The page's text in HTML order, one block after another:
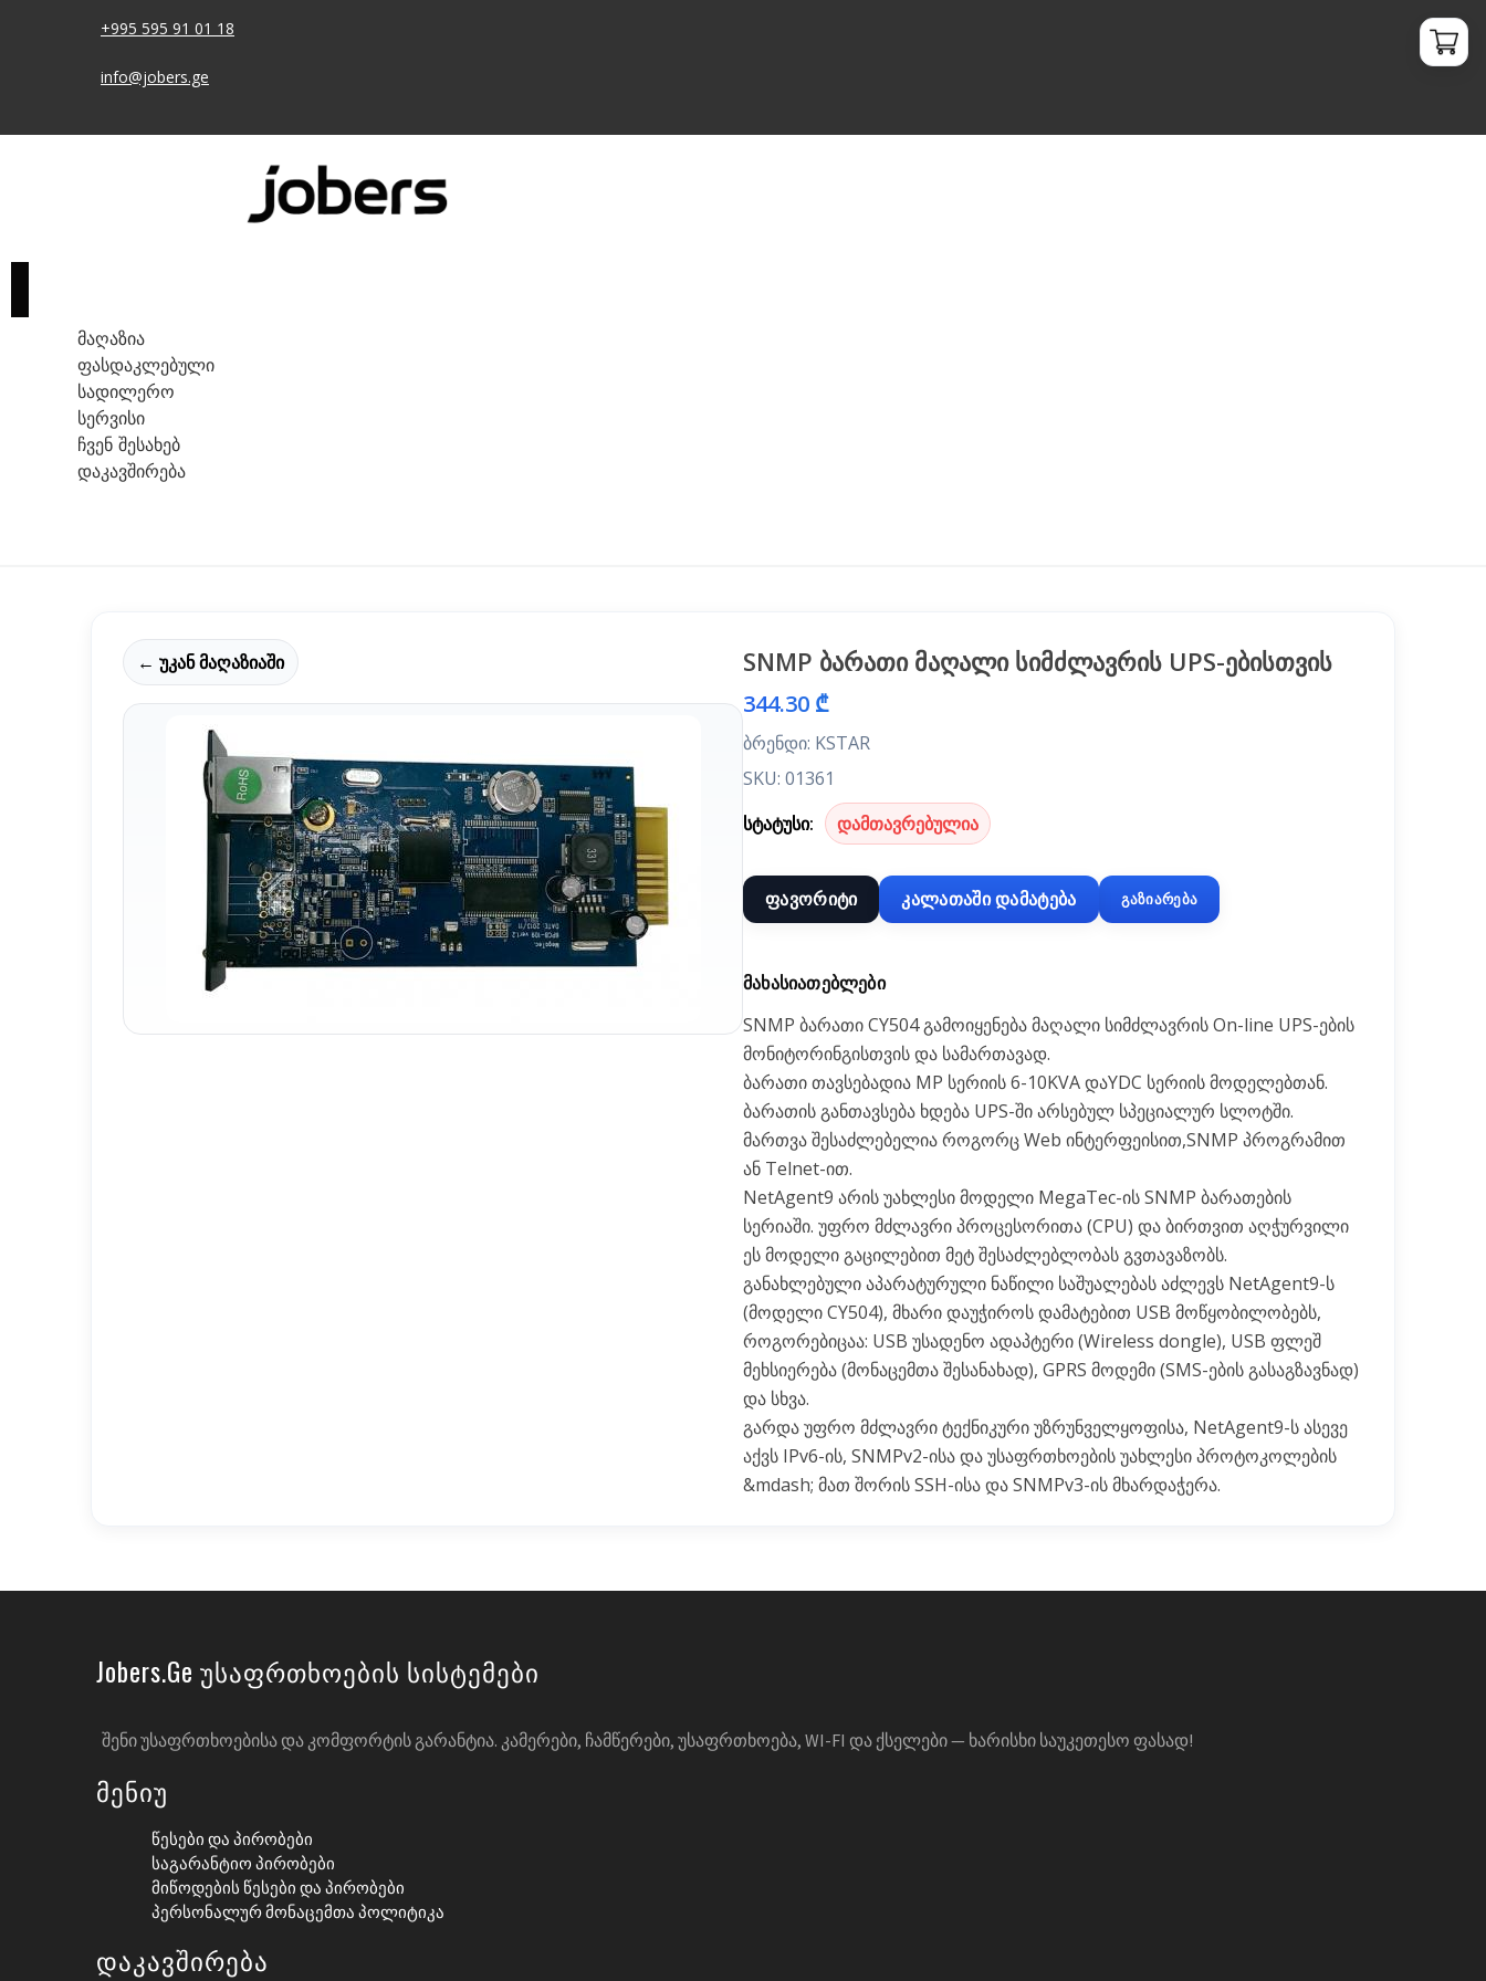
+995 595 91 01 18
info@jobers.ge
ᲛᲐᲦᲐᲖᲘᲐ
ᲤᲐᲡᲓᲐᲙᲚᲔᲑᲣᲚᲘ
ᲡᲐᲓᲘᲚᲔᲠᲝ
ᲡᲔᲠᲕᲘᲡᲘ
ᲩᲕᲔᲜ ᲨᲔᲡᲐᲮᲔᲑ
ᲓᲐᲙᲐᲕᲨᲘᲠᲔᲑᲐ
← უკან მაღაზიაში SNMP ბარათი მაღალი სიმძლავრის UPS-ებისთვის
344.30 ₾
ბრენდი: KSTAR
SKU: 01361
სტატუსი:
დამთავრებულია
ფავორიტი კალათაში დამატება გაზიარება
ᲛᲐᲮᲐᲡᲘᲐᲗᲔᲑᲚᲔᲑᲘ
SNMP ბარათი CY504 გამოიყენება მაღალი სიმძლავრის On-line UPS-ების
მონიტორინგისთვის და სამართავად.
ბარათი თავსებადია MP სერიის 6-10KVA დაYDC სერიის მოდელებთან.
ბარათის განთავსება ხდება UPS-ში არსებულ სპეციალურ სლოტში.
მართვა შესაძლებელია როგორც Web ინტერფეისით,SNMP პროგრამით
ან Telnet-ით.
NetAgent9 არის უახლესი მოდელი MegaTec-ის SNMP ბარათების
სერიაში. უფრო მძლავრი პროცესორითა (CPU) და ბირთვით აღჭურვილი
ეს მოდელი გაცილებით მეტ შესაძლებლობას გვთავაზობს.
განახლებული აპარატურული ნაწილი საშუალებას აძლევს NetAgent9-ს
(მოდელი CY504), მხარი დაუჭიროს დამატებით USB მოწყობილობებს,
როგორებიცაა: USB უსადენო ადაპტერი (Wireless dongle), USB ფლეშ
მეხსიერება (მონაცემთა შესანახად), GPRS მოდემი (SMS-ების გასაგზავნად)
და სხვა.
გარდა უფრო მძლავრი ტექნიკური უზრუნველყოფისა, NetAgent9-ს ასევე
აქვს IPv6-ის, SNMPv2-ისა და უსაფრთხოების უახლესი პროტოკოლების
&mdash; მათ შორის SSH-ისა და SNMPv3-ის მხარდაჭერა.
Jobers.ge Უსაფრთხოების Სისტემები
ᲨᲔᲜᲘ ᲣᲡᲐᲤᲠᲗᲮᲝᲔᲑᲘᲡᲐ ᲓᲐ ᲙᲝᲛᲤᲝᲠᲢᲘᲡ ᲒᲐᲠᲐᲜᲢᲘᲐ. ᲙᲐᲛᲔᲠᲔᲑᲘ, ᲩᲐᲛᲬᲔᲠᲔᲑᲘ, ᲣᲡᲐᲤᲠᲗᲮᲝᲔᲑᲐ, WI-FI ᲓᲐ ᲥᲡᲔᲚᲔᲑᲘ — ᲮᲐᲠᲘᲡᲮᲘ ᲡᲐᲣᲙᲔᲗᲔᲡᲝ ᲤᲐᲡᲐᲓ!
Მენიუ
Წესები Და Პირობები
Საგარანტიო Პირობები
Მიწოდების Წესები Და Პირობები
Პერსონალურ Მონაცემთა Პოლიტიკა
Დაკავშირება